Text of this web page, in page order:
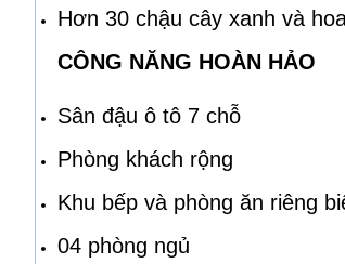
Hơn 30 chậu cây xanh và
CÔNG NĂNG HOÀN HẢO
Sân đậu ô tô 7 chỗ
Phòng khách rộng
Khu bếp và phòng ăn riêng
04 phòng ngủ